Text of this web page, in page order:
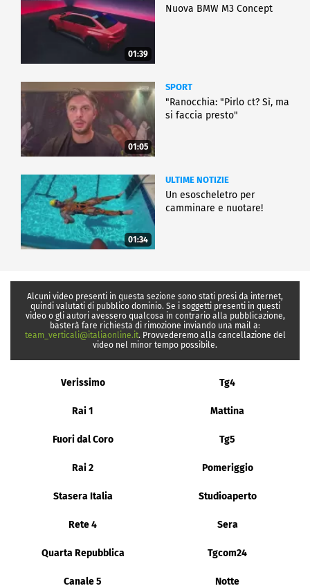
01:39
Nuova BMW M3 Concept
01:05
SPORT
"Ranocchia: "Pirlo ct? Sì, ma
si faccia presto"
01:34
ULTIME NOTIZIE
Un esoscheletro per
camminare e nuotare!
Alcuni video presenti in questa sezione sono stati presi da internet,
quindi valutati di pubblico dominio. Se i soggetti presenti in questi
video o gli autori avessero qualcosa in contrario alla pubblicazione,
basterà fare richiesta di rimozione inviando una mail a:
team_verticali@italiaonline.it. Provvederemo alla cancellazione del
video nel minor tempo possibile.
Verissimo Tg4
Rai 1 Mattina
Fuori dal Coro Tg5
Rai 2 Pomeriggio
Stasera Italia Studioaperto
Rete 4 Sera
Quarta Repubblica Tgcom24
Canale 5 Notte